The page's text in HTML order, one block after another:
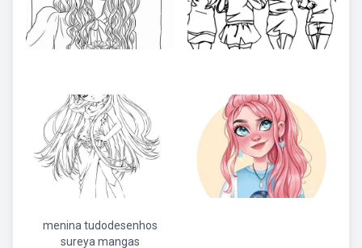
menina tudodesenhos
sureya mangas